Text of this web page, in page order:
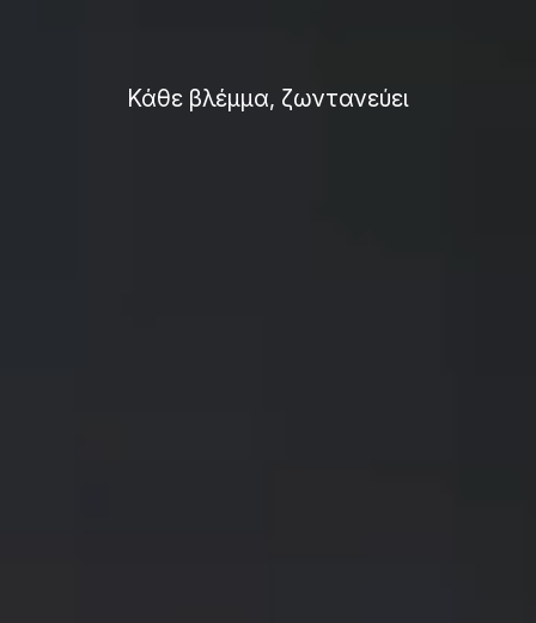
Το μέλλον της μόδας